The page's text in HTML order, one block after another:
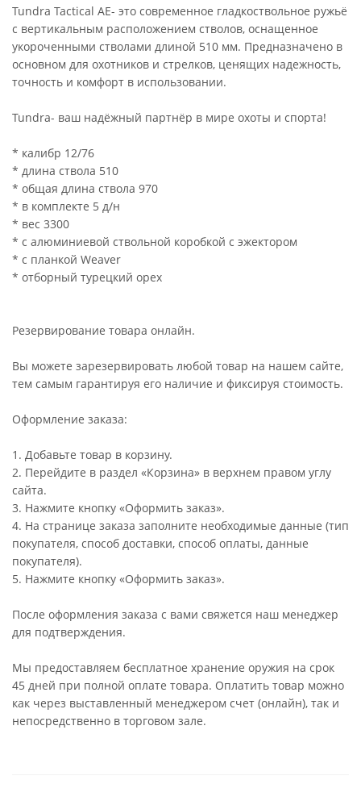
Tundra Tactical AE- это современное гладкоствольное ружьё
с вертикальным расположением стволов, оснащенное
укороченными стволами длиной 510 мм. Предназначено в
основном для охотников и стрелков, ценящих надежность,
точность и комфорт в использовании.
Tundra- ваш надёжный партнёр в мире охоты и спорта!
* калибр 12/76
* длина ствола 510
* общая длина ствола 970
* в комплекте 5 д/н
* вес 3300
* с алюминиевой ствольной коробкой с эжектором
* с планкой Weaver
* отборный турецкий орех
Резервирование товара онлайн.
Вы можете зарезервировать любой товар на нашем сайте,
тем самым гарантируя его наличие и фиксируя стоимость.
Оформление заказа:
1. Добавьте товар в корзину.
2. Перейдите в раздел «Корзина» в верхнем правом углу
сайта.
3. Нажмите кнопку «Оформить заказ».
4. На странице заказа заполните необходимые данные (тип
покупателя, способ доставки, способ оплаты, данные
покупателя).
5. Нажмите кнопку «Оформить заказ».
После оформления заказа с вами свяжется наш менеджер
для подтверждения.
Мы предоставляем бесплатное хранение оружия на срок
45 дней при полной оплате товара. Оплатить товар можно
как через выставленный менеджером счет (онлайн), так и
непосредственно в торговом зале.